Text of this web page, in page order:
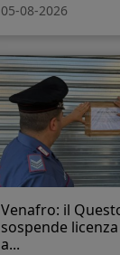
05-08-2026
Venafro: il
sospende
a...